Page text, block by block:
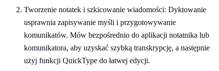
Tworzenie notatek i szkicowanie wiadomości: Dyktowanie
usprawnia zapisywanie myśli i przygotowywanie
komunikatów. Mów bezpośrednio do aplikacji notatnika lub
komunikatora, aby uzyskać szybką transkrypcję, a następnie
użyj funkcji QuickType do łatwej edycji.